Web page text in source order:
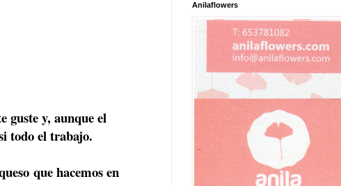
guste y, aunque el
todo el trabajo.
que hacemos en
Anilaflowers